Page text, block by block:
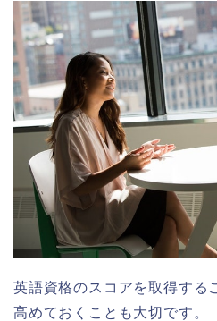
英語資格のスコアを取得する
高めておくことも大切です。